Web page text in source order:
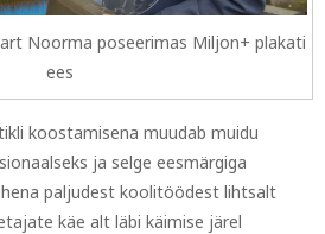
Noorma poseerimas Miljon+ plakati
ees
koostamisena muudab muidu
ja selge eesmärgiga
paljudest koolitöödest lihtsalt
käe alt läbi käimise järel